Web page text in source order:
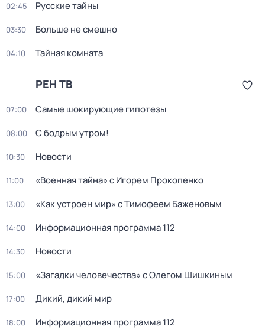
02:45 Русские тайны
03:30 Больше не смешно
04:10 Тайная комната
РЕН ТВ
07:00 Самые шoкиpующие гипотезы
08:00 С бодрым утром!
10:30 Новости
11:00 «Военная тайна» с Игорем Прокопенко
13:00 «Как устроен мир» с Тимофеем Баженовым
14:00 Информационная программа 112
14:30 Новости
15:00 «Загадки человечества» с Олегом Шишкиным
17:00 Дикий, дикий мир
18:00 Информационная программа 112